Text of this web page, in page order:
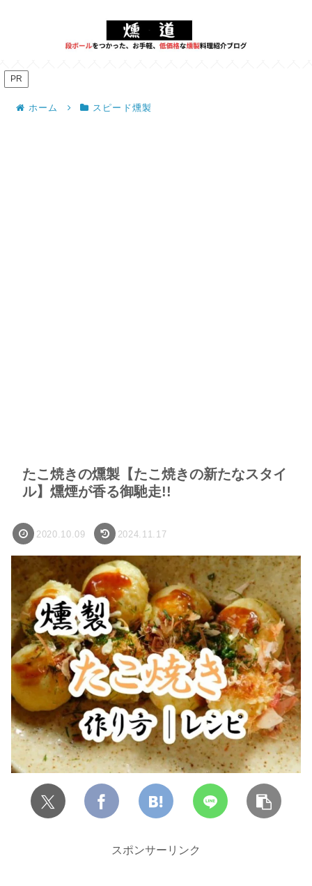
PR
ホーム スピード燻製
たこ焼きの燻製【たこ焼きの新たなスタイ
ル】燻煙が香る御馳走!!
2020.10.09 2024.11.17
スポンサーリンク